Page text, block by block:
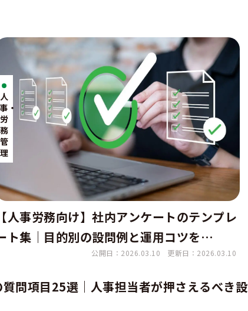
人
事・
労
務
管
理
【人事労務向け】社内アンケートのテンプレ
ト集｜目的別の設問例と運用コツを…
公開日：2026.03.10 更新日：2026.03.10
問項目25選｜人事担当者が押さえるべき設